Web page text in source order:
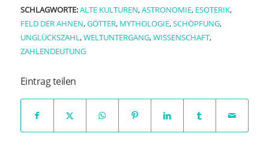
SCHLAGWORTE: ALTE KULTUREN,ASTRONOMIE, ESOTERIK,
FELD DER AHNEN,GÖTTER, MYTHOLOGIE,SCHÖPFUNG,
UNGLÜCKSZAHL,WELTUNTERGANG,WISSENSCHAFT,
ZAHLENDEUTUNG
Eintrag teilen